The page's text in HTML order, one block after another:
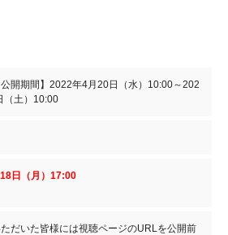
公開期間】2022年4月20日（水）10:00～202
（土）10:00
日（月 ）17:00
だいた皆様には視聴ページのURLを公開前